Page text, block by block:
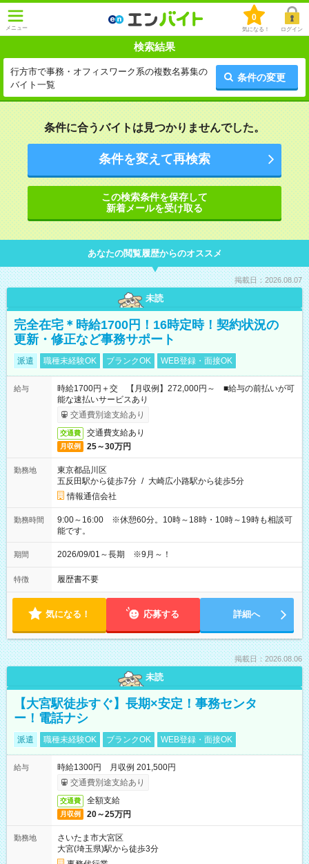
メニュー
0
気になる！ ログイン
検索結果
行方市で事務・オフィスワーク系の複数名募集の
バイト一覧
条件の変更
条件に合うバイトは見つかりませんでした。
条件を変えて再検索
この検索条件を保存して
新着メールを受け取る
あなたの閲覧履歴からのオススメ
掲載日：2026.08.07
未読
完全在宅＊時給1700円！16時定時！契約状況の
更新・修正など事務サポート
派遣 職種未経験OK ブランクOK WEB登録・面接OK
給与
時給1700円＋交 【月収例】272,000円～ ■給与の前払いが可
能な速払いサービスあり
交通費別途支給あり
交通費 交通費支給あり
月収例 25～30万円
勤務地
東京都品川区
五反田駅から徒歩7分 / 大崎広小路駅から徒歩5分
情報通信会社
勤務時間
9:00～16:00 ※休憩60分。10時～18時・10時～19時も相談可
能です。
期間 2026/09/01～長期 ※9月～！
特徴 履歴書不要
気になる！ 応募する 詳細へ
掲載日：2026.08.06
未読
【大宮駅徒歩すぐ】長期×安定！事務センタ
ー！電話ナシ
派遣 職種未経験OK ブランクOK WEB登録・面接OK
給与
時給1300円 月収例 201,500円
交通費別途支給あり
交通費 全額支給
月収例 20～25万円
勤務地
さいたま市大宮区
大宮(埼玉県)駅から徒歩3分